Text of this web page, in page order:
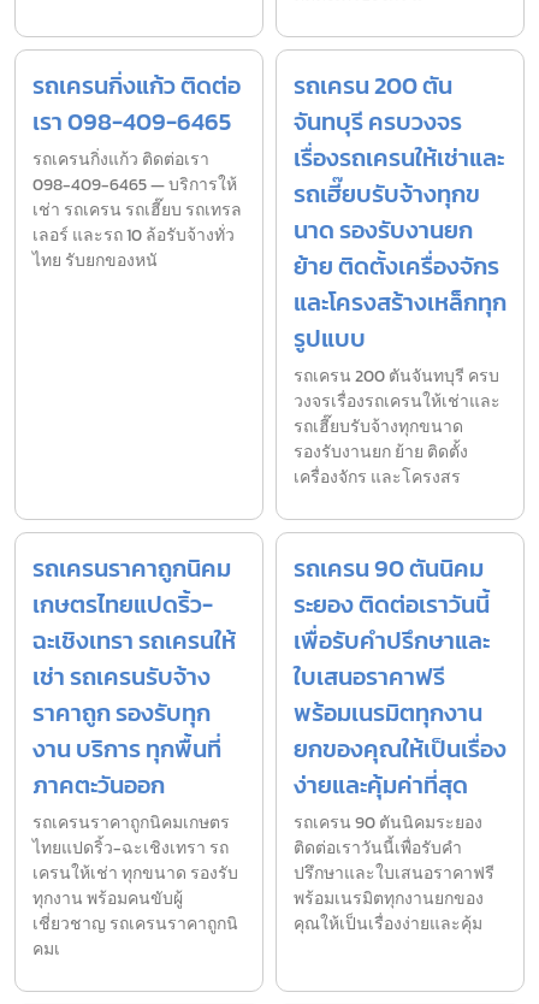
รถเครนกิ่งแก้ว ติดต่อ
เรา 098-409-6465
รถเครนกิ่งแก้ว ติดต่อเรา
098-409-6465 — บริการให้
เช่า รถเครน รถเฮี๊ยบ รถเทรล
เลอร์ และรถ 10 ล้อรับจ้างทั่ว
ไทย รับยกของหนั
รถเครน 200 ตัน
จันทบุรี ครบวงจร
เรื่องรถเครนให้เช่าและ
รถเฮี๊ยบรับจ้างทุกข
นาด รองรับงานยก
ย้าย ติดตั้งเครื่องจักร
และโครงสร้างเหล็กทุก
รูปแบบ
รถเครน 200 ตันจันทบุรี ครบ
วงจรเรื่องรถเครนให้เช่าและ
รถเฮี๊ยบรับจ้างทุกขนาด
รองรับงานยก ย้าย ติดตั้ง
เครื่องจักร และโครงสร
รถเครนราคาถูกนิคม
เกษตรไทยแปดริ้ว-
ฉะเชิงเทรา รถเครนให้
เช่า รถเครนรับจ้าง
ราคาถูก รองรับทุก
งาน บริการ ทุกพื้นที่
ภาคตะวันออก
รถเครนราคาถูกนิคมเกษตร
ไทยแปดริ้ว-ฉะเชิงเทรา รถ
เครนให้เช่า ทุกขนาด รองรับ
ทุกงาน พร้อมคนขับผู้
เชี่ยวชาญ รถเครนราคาถูกนิ
คมเ
รถเครน 90 ตันนิคม
ระยอง ติดต่อเราวันนี้
เพื่อรับคำปรึกษาและ
ใบเสนอราคาฟรี
พร้อมเนรมิตทุกงาน
ยกของคุณให้เป็นเรื่อง
ง่ายและคุ้มค่าที่สุด
รถเครน 90 ตันนิคมระยอง
ติดต่อเราวันนี้เพื่อรับคำ
ปรึกษาและใบเสนอราคาฟรี
พร้อมเนรมิตทุกงานยกของ
คุณให้เป็นเรื่องง่ายและคุ้ม